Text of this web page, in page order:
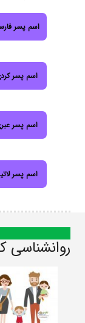
اسم پسر
اسم پسر
اسم پسر
اسم پسر
روانشناسی